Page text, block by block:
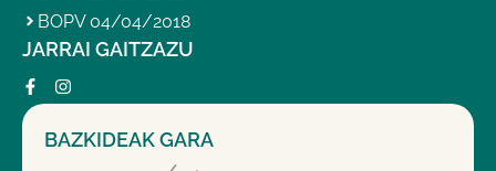
BOPV 04/04/2018
JARRAI GAITZAZU
BAZKIDEAK GARA